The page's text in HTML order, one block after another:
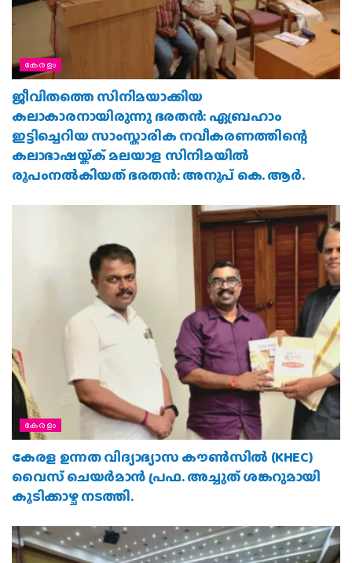
കേരളം
ജീവിതത്തെ സിനിമയാക്കിയ
കലാകാരനായിരുന്നു ഭരതൻ: ഏബ്രഹാം
ഇട്ടിച്ചെറിയ സാംസ്കാരിക നവീകരണത്തിന്റെ
കലാഭാഷയ്ക്ക് മലയാള സിനിമയിൽ
കേരളം
കേരള ഉന്നത വിദ്യാഭ്യാസ കൗൺസിൽ (KHEC)
വൈസ് ചെയർമാൻ പ്രഫ. അച്ചുത് ശങ്കറുമായി
കൂടിക്കാഴ്ച നടത്തി.